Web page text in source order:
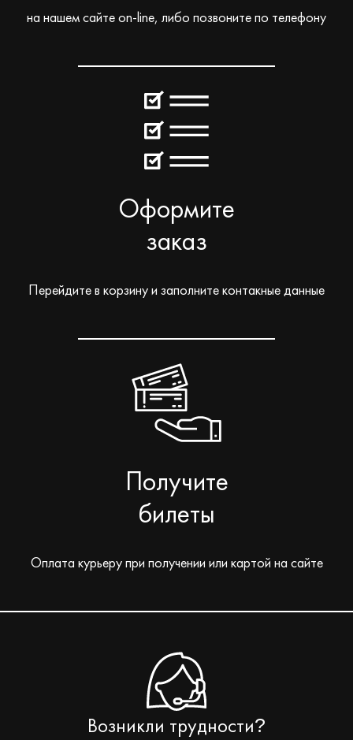
на нашем сайте on-line, либо позвоните по телефону
Оформите
заказ
Перейдите в корзину и заполните контакные данные
Получите
билеты
Оплата курьеру при получении или картой на сайте
Возникли трудности?